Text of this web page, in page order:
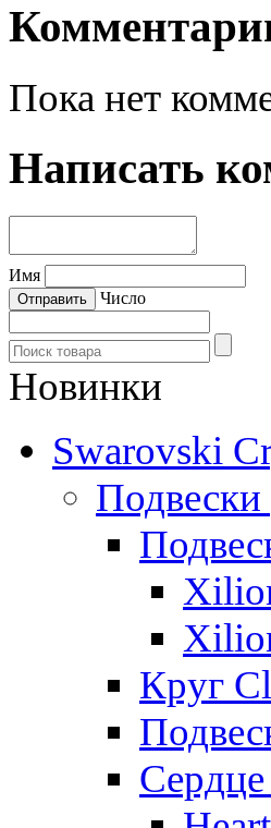
Пока нет
Написать
Имя
Число
Новинки
Swarovski
Круг